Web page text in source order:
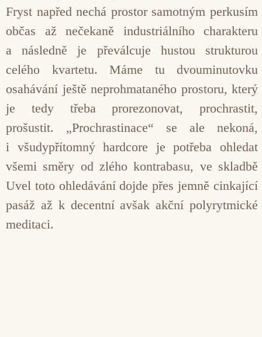
Fryst napřed nechá prostor samotným perkusím
občas až nečekaně industriálního charakteru
a následně je převálcuje hustou strukturou
celého kvartetu. Máme tu dvouminutovku
osahávání ještě neprohmataného prostoru, který
je tedy třeba prorezonovat, prochrastit,
prošustit. „Prochrastinace“ se ale nekoná,
i všudypřítomný hardcore je potřeba ohledat
všemi směry od zlého kontrabasu, ve skladbě
Uvel toto ohledávání dojde přes jemně cinkající
pasáž až k decentní avšak akční polyrytmické
meditaci.